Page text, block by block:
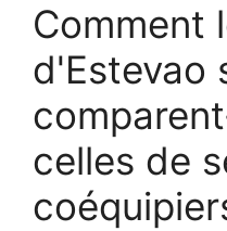
Comment
d'Estevao
celles de